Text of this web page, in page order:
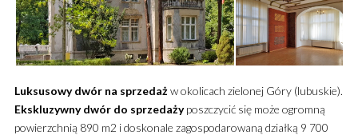
Luksusowy dwór na sprzedażw okolicach zielonej Góry (lubuskie).
Ekskluzywny dwór do sprzedażyposzczycić się może ogromną
powierzchnią 890 m2 i doskonale zagospodarowaną działką 9 700